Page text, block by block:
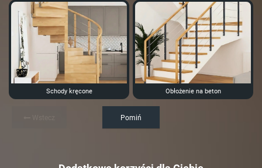
Schody kręcone Obłożenie na beton
Pomiń